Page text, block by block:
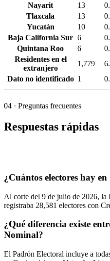
Nayarit 13
Tlaxcala
13
Yucatán
10
Baja California Sur 6
Quintana Roo
6
Residentes en el
extranjero
1,779
Dato no identificado 1
04 · Preguntas frecuentes
Respuestas rápidas
¿Cuántos electores hay
Al corte del 9 de julio de 2026, la
registraba 28,581 electores con
¿Qué diferencia existe
Nominal?
El Padrón Electoral incluye a